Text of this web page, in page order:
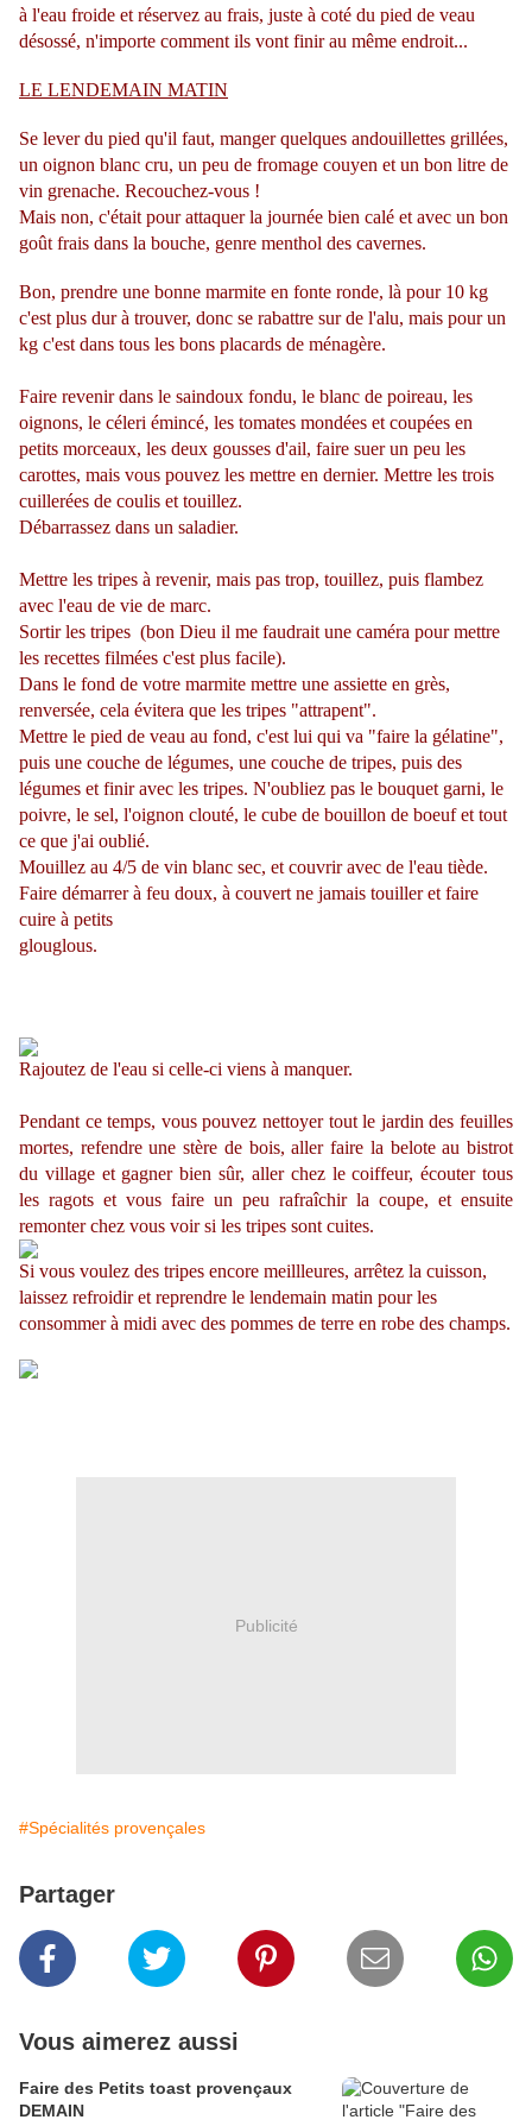
à l'eau froide et réservez au frais, juste à coté du pied de veau
désossé, n'importe comment ils vont finir au même endroit...
LE LENDEMAIN MATIN
Se lever du pied qu'il faut, manger quelques andouillettes grillées,
un oignon blanc cru, un peu de fromage couyen et un bon litre de
vin grenache. Recouchez-vous !
Mais non, c'était pour attaquer la journée bien calé et avec un bon
goût frais dans la bouche, genre menthol des cavernes.
Bon, prendre une bonne marmite en fonte ronde, là pour 10 kg
c'est plus dur à trouver, donc se rabattre sur de l'alu, mais pour un
kg c'est dans tous les bons placards de ménagère.
Faire revenir dans le saindoux fondu, le blanc de poireau, les
oignons, le céleri émincé, les tomates mondées et coupées en
petits morceaux, les deux gousses d'ail, faire suer un peu les
carottes, mais vous pouvez les mettre en dernier. Mettre les trois
cuillerées de coulis et touillez.
Débarrassez dans un saladier.
Mettre les tripes à revenir, mais pas trop, touillez, puis flambez
avec l'eau de vie de marc.
Sortir les tripes (bon Dieu il me faudrait une caméra pour mettre
les recettes filmées c'est plus facile).
Dans le fond de votre marmite mettre une assiette en grès,
renversée, cela évitera que les tripes "attrapent".
Mettre le pied de veau au fond, c'est lui qui va "faire la gélatine",
puis une couche de légumes, une couche de tripes, puis des
légumes et finir avec les tripes. N'oubliez pas le bouquet garni, le
poivre, le sel, l'oignon clouté, le cube de bouillon de boeuf et tout
ce que j'ai oublié.
Mouillez au 4/5 de vin blanc sec, et couvrir avec de l'eau tiède.
Faire démarrer à feu doux, à couvert ne jamais touiller et faire
cuire à petits
glouglous.
Rajoutez de l'eau si celle-ci viens à manquer.
Pendant ce temps, vous pouvez nettoyer tout le jardin des feuilles
mortes, refendre une stère de bois, aller faire la belote au bistrot
du village et gagner bien sûr, aller chez le coiffeur, écouter tous
les ragots et vous faire un peu rafraîchir la coupe, et ensuite
remonter chez vous voir si les tripes sont cuites.
Si vous voulez des tripes encore meillleures, arrêtez la cuisson,
laissez refroidir et reprendre le lendemain matin pour les
consommer à midi avec des pommes de terre en robe des champs.
Publicité
#Spécialités provençales
Partager
Vous aimerez aussi
Faire des Petits toast provençaux
DEMAIN